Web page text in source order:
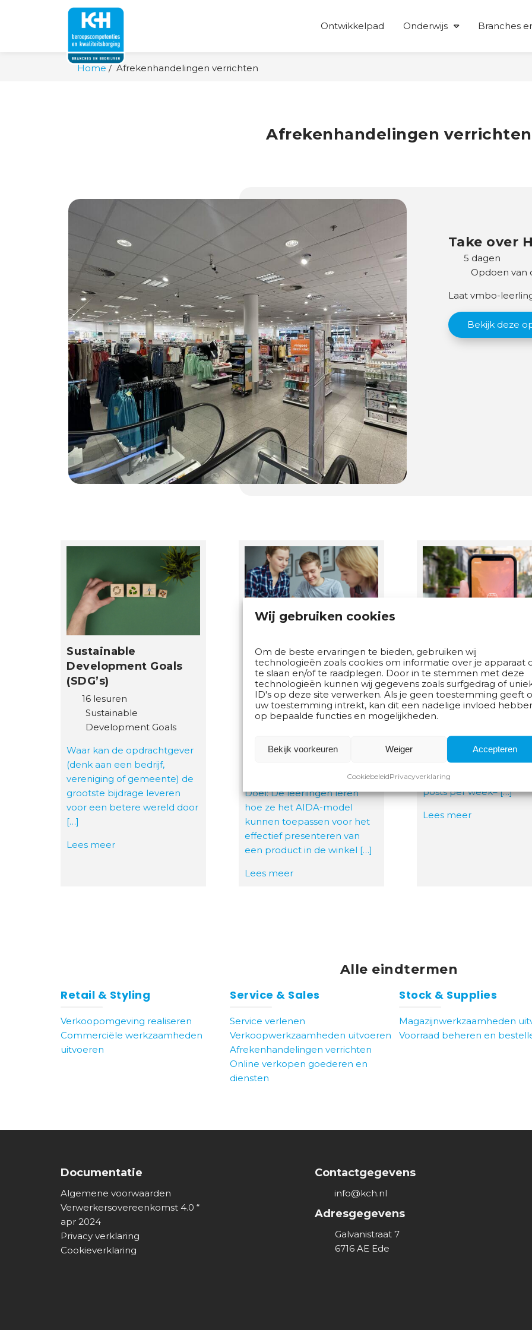
Wij gebruiken cookies
Om de beste ervaringen te bieden, gebruiken wij
technologieën zoals cookies om informatie over je apparaat
te slaan en/of te raadplegen. Door in te stemmen met deze
technologieën kunnen wij gegevens zoals surfgedrag of
ID's op deze site verwerken. Als je geen toestemming geeft
uw toestemming intrekt, kan dit een nadelige invloed
op bepaalde functies en mogelijkheden.
Accepteren
Weiger
Bekijk voorkeuren
CookiebeleidPrivacyverklaring
Ontwikkelpad Onderwijs Branches
Home Afrekenhandelingen verrichten
Afrekenhandelingen verrichten
Take over
5 dagen
Opdoen van
Laat vmbo-
Bekijk deze
Sustainable
Development Goals
(SDG’s)
16 lesuren
Sustainable
Development Goals
Waar kan de opdrachtgever
(denk aan een bedrijf,
vereniging of gemeente) de
grootste bijdrage leveren
voor een betere wereld door
[…]
Lees meer
Artikelpresentatie
met gebruik van
AIDA-model
8 uur
De leerlingen leren hoe ze
effectief presenteren van
Doel: De leerlingen leren
hoe ze het AIDA-model
kunnen toepassen voor het
effectief presenteren van
een product in de winkel […]
Lees meer
Instagram reclame
8 uur
Ontwikkel een
campagne
Ontwerp voor een lokale
winkelier een
marketingcampagne
Instagram. Eisen:– duur
de campagne: 4 weken–
posts per week– […]
Lees meer
Alle eindtermen
Retail & Styling
Verkoopomgeving realiseren
Commerciële werkzaamheden
uitvoeren
Service & Sales
Service verlenen
Verkoopwerkzaamheden uitvoeren
Afrekenhandelingen verrichten
Online verkopen goederen en
diensten
Stock & Supplies
Magazijnwerkzaamheden
Voorraad beheren en
Documentatie
Algemene voorwaarden
Verwerkersovereenkomst 4.0 “
apr 2024
Privacy verklaring
Cookieverklaring
Contactgegevens
info@kch.nl
Adresgegevens
Galvanistraat 7
6716 AE Ede